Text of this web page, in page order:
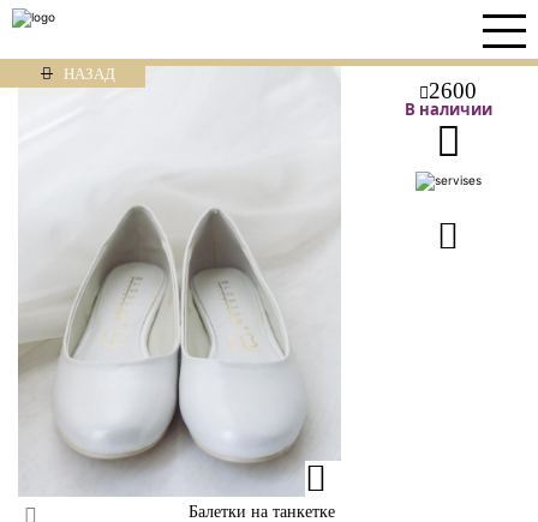
НАЗАД
2600
В наличии
Балетки на танкетке